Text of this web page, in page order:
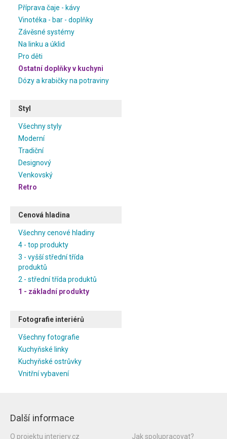
Příprava čaje - kávy
Vinotéka - bar - doplňky
Závěsné systémy
Na linku a úklid
Pro děti
Ostatní doplňky v kuchyni
Dózy a krabičky na potraviny
Styl
Všechny styly
Moderní
Tradiční
Designový
Venkovský
Retro
Cenová hladina
Všechny cenové hladiny
4 - top produkty
3 - vyšší střední třída
produktů
2 - střední třída produktů
1 - základní produkty
Fotografie interiérů
Všechny fotografie
Kuchyňské linky
Kuchyňské ostrůvky
Vnitřní vybavení
Další informace
O projektu interiery.cz Jak spolupracovat?